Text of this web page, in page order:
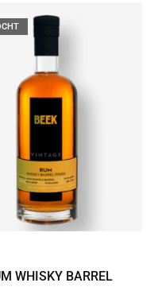
WHISKY BARREL